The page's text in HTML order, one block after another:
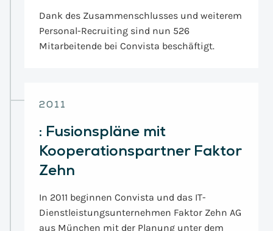
Dank des Zusammenschlusses und weiterem
Personal-Recruiting sind nun 526
Mitarbeitende bei Convista beschäftigt.
2011
: Fusionspläne mit
Kooperationspartner Faktor
Zehn
In 2011 beginnen Convista und das IT-
Dienstleistungsunternehmen Faktor Zehn AG
aus München mit der Planung unter dem